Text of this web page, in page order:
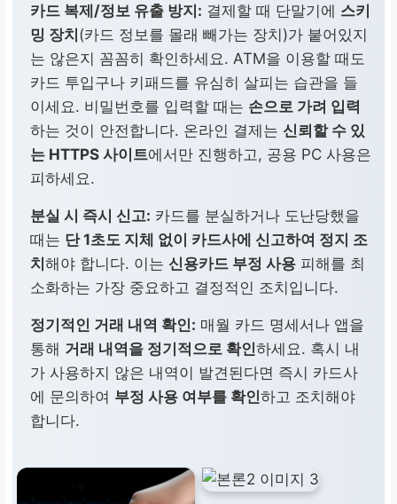
카드 복제/정보 유출 방지: 결제할 때 단말기에 스키
밍 장치 (카드 정보를 몰래 빼가는 장치)가 붙어있지
는 않은지 꼼꼼히 확인하세요. ATM을 이용할 때도
카드 투입구나 키패드를 유심히 살피는 습관을 들
이세요. 비밀번호를 입력할 때는 손으로 가려 입력
하는 것이 안전합니다. 온라인 결제는 신뢰할 수 있
는 HTTPS 사이트에서만 진행하고, 공용 PC 사용은
피하세요.
분실 시 즉시 신고: 카드를 분실하거나 도난당했을
때는 단 1초도 지체 없이 카드사에 신고하여 정지 조
치 해야 합니다. 이는 신용카드 부정 사용 피해를 최
소화하는 가장 중요하고 결정적인 조치입니다.
정기적인 거래 내역 확인: 매월 카드 명세서나 앱을
통해 거래 내역을 정기적으로 확인하세요. 혹시 내
가 사용하지 않은 내역이 발견된다면 즉시 카드사
에 문의하여 부정 사용 여부를 확인하고 조치해야
합니다.